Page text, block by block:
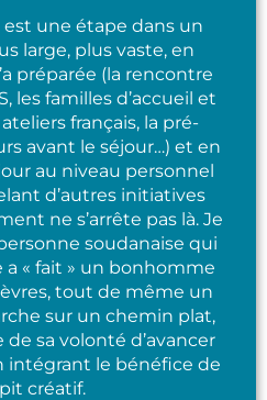
une étape dans un
large, plus vaste, en
préparée (la rencontre
les familles d’accueil et
français, la pré-
avant le séjour…) et en
au niveau personnel
d’autres initiatives
ne s’arrête pas là. Je
soudanaise qui
« fait » un bonhomme
tout de même un
sur un chemin plat,
sa volonté d’avancer
intégrant le bénéfice de
créatif.